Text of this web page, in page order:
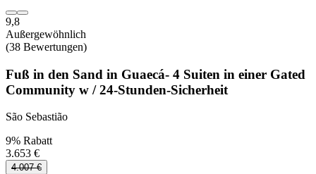
9,8
Außergewöhnlich
(38 Bewertungen)
Fuß in den Sand in Guaecá- 4 Suiten in einer Gated
Community w / 24-Stunden-Sicherheit
São Sebastião
9% Rabatt
3.653 €
4.007 €